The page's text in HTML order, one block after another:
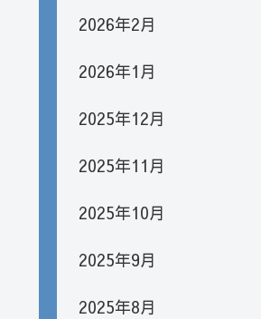
2026年2月
2026年1月
2025年12月
2025年11月
2025年10月
2025年9月
2025年8月